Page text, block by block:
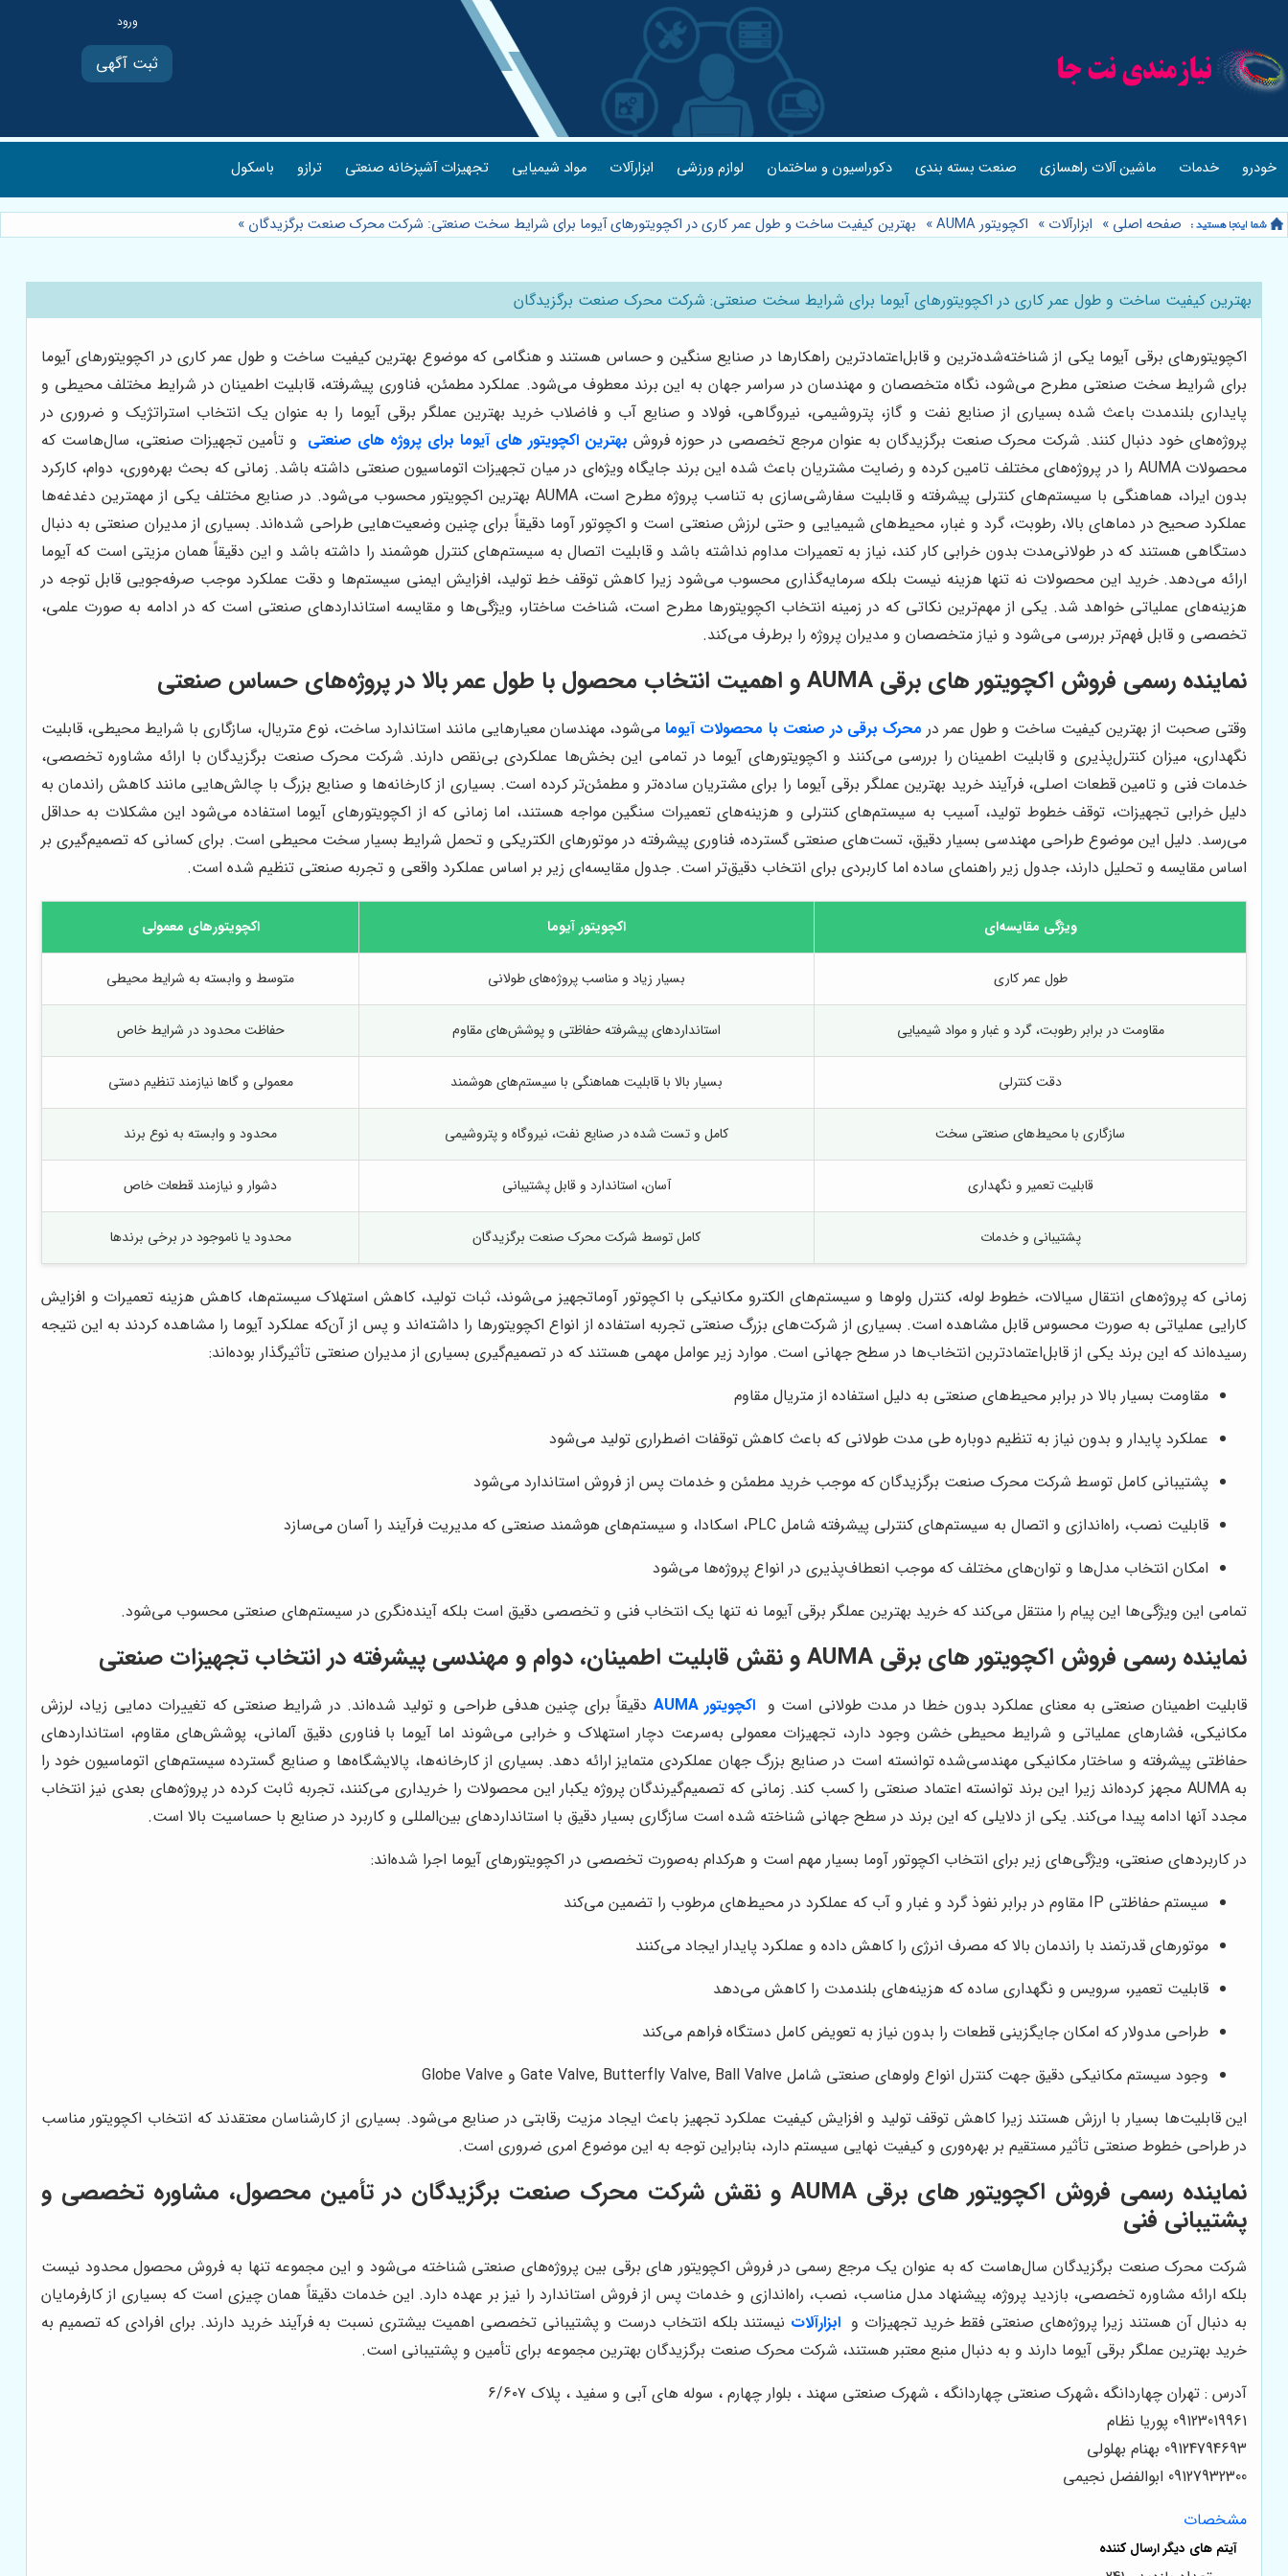
ثبت آگهی
خودرو خدمات ماشین آلات راهسازی صنعت بسته بندی دکوراسیون و ساختمان لوازم ورزشی ابزارآلات مواد شیمیایی تجهیزات آشپزخانه صنعتی ترازو باسکول
صفحه اصلی » ابزارآلات » اکچویتور AUMA » بهترین کیفیت ساخت و طول عمر کاری در اکچویتورهای آیوما برای شرایط سخت صنعتی: شرکت محرک صنعت برگزیدگان »
بهترین کیفیت ساخت و طول عمر کاری در اکچویتورهای آیوما برای شرایط سخت صنعتی: شرکت محرک صنعت برگزیدگان
اکچویتورهای برقی آیوما یکی از شناخته‌شده‌ترین و قابل‌اعتمادترین راهکارها در صنایع سنگین و حساس هستند و هنگامی که موضوع بهترین کیفیت ساخت و طول عمر کاری در اکچویتورهای آیوما
برای شرایط سخت صنعتی مطرح می‌شود، نگاه‌ متخصصان و مهندسان در سراسر جهان به این برند معطوف می‌شود. عملکرد مطمئن، فناوری پیشرفته، قابلیت اطمینان در شرایط مختلف محیطی و
پایداری بلندمدت باعث شده بسیاری از صنایع نفت و گاز، پتروشیمی، نیروگاهی، فولاد و صنایع آب و فاضلاب خرید بهترین عملگر برقی آیوما را به عنوان یک انتخاب استراتژیک و ضروری در
پروژه‌های خود دنبال کنند. شرکت محرک صنعت برگزیدگان به عنوان مرجع تخصصی در حوزه فروش بهترین اکچویتور های آیوما برای پروژه های صنعتی و تأمین تجهیزات صنعتی، سال‌هاست که
محصولات AUMA را در پروژه‌های مختلف تامین کرده و رضایت مشتریان باعث شده این برند جایگاه ویژه‌ای در میان تجهیزات اتوماسیون صنعتی داشته باشد. زمانی که بحث بهره‌وری، دوام، کارکرد
بدون ایراد، هماهنگی با سیستم‌های کنترلی پیشرفته و قابلیت سفارشی‌سازی به تناسب پروژه مطرح است، AUMA بهترین اکچویتور محسوب می‌شود. در صنایع مختلف یکی از مهمترین دغدغه‌ها
عملکرد صحیح در دماهای بالا، رطوبت، گرد و غبار، محیط‌های شیمیایی و حتی لرزش‌ صنعتی است و اکچوتور آوما دقیقاً برای چنین وضعیت‌هایی طراحی شده‌اند. بسیاری از مدیران صنعتی به دنبال
دستگاهی هستند که در طولانی‌مدت بدون خرابی کار کند، نیاز به تعمیرات مداوم نداشته باشد و قابلیت اتصال به سیستم‌های کنترل هوشمند را داشته باشد و این دقیقاً همان مزیتی است که آیوما
ارائه می‌دهد. خرید این محصولات نه‌ تنها هزینه نیست بلکه سرمایه‌گذاری محسوب می‌شود زیرا کاهش توقف خط تولید، افزایش ایمنی سیستم‌ها و دقت عملکرد موجب صرفه‌جویی قابل توجه در
هزینه‌های عملیاتی خواهد شد. یکی از مهم‌ترین نکاتی که در زمینه انتخاب اکچویتورها مطرح است، شناخت ساختار، ویژگی‌ها و مقایسه استانداردهای صنعتی است که در ادامه به صورت علمی،
تخصصی و قابل فهم‌تر بررسی می‌شود و نیاز متخصصان و مدیران پروژه را برطرف می‌کند.
نماینده رسمی فروش اکچویتور های برقی AUMA و اهمیت انتخاب محصول با طول عمر بالا در پروژه‌های حساس صنعتی
وقتی صحبت از بهترین کیفیت ساخت و طول عمر در محرک برقی در صنعت با محصولات آیومامی‌شود، مهندسان معیارهایی مانند استاندارد ساخت، نوع متریال، سازگاری با شرایط محیطی، قابلیت
نگهداری، میزان کنترل‌پذیری و قابلیت اطمینان را بررسی می‌کنند و اکچویتورهای آیوما در تمامی این بخش‌ها عملکردی بی‌نقص دارند. شرکت محرک صنعت برگزیدگان با ارائه مشاوره تخصصی،
خدمات فنی و تامین قطعات اصلی، فرآیند خرید بهترین عملگر برقی آیوما را برای مشتریان ساده‌تر و مطمئن‌تر کرده است. بسیاری از کارخانه‌ها و صنایع بزرگ با چالش‌هایی مانند کاهش راندمان به
دلیل خرابی تجهیزات، توقف خطوط تولید، آسیب به سیستم‌های کنترلی و هزینه‌های تعمیرات سنگین مواجه هستند، اما زمانی که از اکچویتورهای آیوما استفاده می‌شود این مشکلات به حداقل
می‌رسد. دلیل این موضوع طراحی مهندسی بسیار دقیق، تست‌های صنعتی گسترده، فناوری پیشرفته در موتورهای الکتریکی و تحمل شرایط بسیار سخت محیطی است. برای کسانی که تصمیم‌گیری بر
اساس مقایسه و تحلیل دارند، جدول زیر راهنمای ساده اما کاربردی برای انتخاب دقیق‌تر است. جدول مقایسه‌ای زیر بر اساس عملکرد واقعی و تجربه صنعتی تنظیم شده است.
ویژگی مقایسه‌ای اکچویتور آیوما اکچویتورهای معمولی
طول عمر کاری بسیار زیاد و مناسب پروژه‌های طولانی متوسط و وابسته به شرایط محیطی
مقاومت در برابر رطوبت، گرد و غبار و مواد شیمیایی استانداردهای پیشرفته حفاظتی و پوشش‌های مقاوم حفاظت محدود در شرایط خاص
دقت کنترلی بسیار بالا با قابلیت هماهنگی با سیستم‌های هوشمند معمولی و گاها نیازمند تنظیم دستی
سازگاری با محیط‌های صنعتی سخت کامل و تست شده در صنایع نفت، نیروگاه و پتروشیمی محدود و وابسته به نوع برند
قابلیت تعمیر و نگهداری آسان، استاندارد و قابل پشتیبانی دشوار و نیازمند قطعات خاص
پشتیبانی و خدمات کامل توسط شرکت محرک صنعت برگزیدگان محدود یا ناموجود در برخی برندها
زمانی که پروژه‌های انتقال سیالات، خطوط لوله، کنترل ولوها و سیستم‌های الکترو مکانیکی با اکچوتور آوماتجهیز می‌شوند، ثبات تولید، کاهش استهلاک سیستم‌ها، کاهش هزینه تعمیرات و افزایش
کارایی عملیاتی به صورت محسوس قابل مشاهده است. بسیاری از شرکت‌های بزرگ صنعتی تجربه استفاده از انواع اکچویتورها را داشته‌اند و پس از آن‌که عملکرد آیوما را مشاهده کردند به این نتیجه
رسیده‌اند که این برند یکی از قابل‌اعتمادترین انتخاب‌ها در سطح جهانی است. موارد زیر عوامل مهمی هستند که در تصمیم‌گیری بسیاری از مدیران صنعتی تأثیرگذار بوده‌اند:
مقاومت بسیار بالا در برابر محیط‌های صنعتی به دلیل استفاده از متریال مقاوم
عملکرد پایدار و بدون نیاز به تنظیم دوباره طی مدت طولانی که باعث کاهش توقفات اضطراری تولید می‌شود
پشتیبانی کامل توسط شرکت محرک صنعت برگزیدگان که موجب خرید مطمئن و خدمات پس از فروش استاندارد می‌شود
قابلیت نصب، راه‌اندازی و اتصال به سیستم‌های کنترلی پیشرفته شامل PLC، اسکادا، و سیستم‌های هوشمند صنعتی که مدیریت فرآیند را آسان می‌سازد
امکان انتخاب مدل‌ها و توان‌های مختلف که موجب انعطاف‌پذیری در انواع پروژه‌ها می‌شود
تمامی این ویژگی‌ها این پیام را منتقل می‌کند که خرید بهترین عملگر برقی آیوما نه‌ تنها یک انتخاب فنی و تخصصی دقیق است بلکه آینده‌نگری در سیستم‌های صنعتی محسوب می‌شود.
نماینده رسمی فروش اکچویتور های برقی AUMA و نقش قابلیت اطمینان، دوام و مهندسی پیشرفته در انتخاب تجهیزات صنعتی
قابلیت اطمینان صنعتی به معنای عملکرد بدون خطا در مدت طولانی است و اکچویتور AUMA
دقیقاً برای چنین هدفی طراحی و تولید شده‌اند. در شرایط صنعتی که تغییرات دمایی زیاد، لرزش
مکانیکی، فشارهای عملیاتی و شرایط محیطی خشن وجود دارد، تجهیزات معمولی به‌سرعت دچار استهلاک و خرابی می‌شوند اما آیوما با فناوری دقیق آلمانی، پوشش‌های مقاوم، استانداردهای
حفاظتی پیشرفته و ساختار مکانیکی مهندسی‌شده توانسته است در صنایع بزرگ جهان عملکردی متمایز ارائه دهد. بسیاری از کارخانه‌ها، پالایشگاه‌ها و صنایع گسترده سیستم‌های اتوماسیون خود را
به AUMA مجهز کرده‌اند زیرا این برند توانسته اعتماد صنعتی را کسب کند. زمانی که تصمیم‌گیرندگان پروژه یکبار این محصولات را خریداری می‌کنند، تجربه ثابت کرده در پروژه‌های بعدی نیز انتخاب
مجدد آنها ادامه پیدا می‌کند. یکی از دلایلی که این برند در سطح جهانی شناخته شده است سازگاری بسیار دقیق با استانداردهای بین‌المللی و کاربرد در صنایع با حساسیت بالا است.
در کاربردهای صنعتی، ویژگی‌های زیر برای انتخاب اکچوتور آوما بسیار مهم است و هرکدام به‌صورت تخصصی در اکچویتورهای آیوما اجرا شده‌اند:
سیستم حفاظتی IP مقاوم در برابر نفوذ گرد و غبار و آب که عملکرد در محیط‌های مرطوب را تضمین می‌کند
موتورهای قدرتمند با راندمان بالا که مصرف انرژی را کاهش داده و عملکرد پایدار ایجاد می‌کنند
قابلیت تعمیر، سرویس و نگهداری ساده که هزینه‌های بلندمدت را کاهش می‌دهد
طراحی مدولار که امکان جایگزینی قطعات را بدون نیاز به تعویض کامل دستگاه فراهم می‌کند
وجود سیستم مکانیکی دقیق جهت کنترل انواع ولوهای صنعتی شامل Gate Valve, Butterfly Valve, Ball Valve و Globe Valve
این قابلیت‌ها بسیار با ارزش هستند زیرا کاهش توقف تولید و افزایش کیفیت عملکرد تجهیز باعث ایجاد مزیت رقابتی در صنایع می‌شود. بسیاری از کارشناسان معتقدند که انتخاب اکچویتور مناسب
در طراحی خطوط صنعتی تأثیر مستقیم بر بهره‌وری و کیفیت نهایی سیستم دارد، بنابراین توجه به این موضوع امری ضروری است.
نماینده رسمی فروش اکچویتور های برقی AUMA و نقش شرکت محرک صنعت برگزیدگان در تأمین محصول، مشاوره تخصصی و
پشتیبانی فنی
شرکت محرک صنعت برگزیدگان سال‌هاست که به عنوان یک مرجع رسمی در فروش اکچویتور های برقی بین پروژه‌های صنعتی شناخته می‌شود و این مجموعه تنها به فروش محصول محدود نیست
بلکه ارائه مشاوره تخصصی، بازدید پروژه، پیشنهاد مدل مناسب، نصب، راه‌اندازی و خدمات پس از فروش استاندارد را نیز بر عهده دارد. این خدمات دقیقاً همان چیزی است که بسیاری از کارفرمایان
به دنبال آن هستند زیرا پروژه‌های صنعتی فقط خرید تجهیزات و ابزارآلات نیستند بلکه انتخاب درست و پشتیبانی تخصصی اهمیت بیشتری نسبت به فرآیند خرید دارند. برای افرادی که تصمیم به
خرید بهترین عملگر برقی آیوما دارند و به دنبال منبع معتبر هستند، شرکت محرک صنعت برگزیدگان بهترین مجموعه برای تأمین و پشتیبانی است.
آدرس : تهران چهاردانگه ،شهرک صنعتی چهاردانگه ، شهرک صنعتی سهند ، بلوار چهارم ، سوله های آبی و سفید ، پلاک ۶/۶۰۷
09123019961 پوریا نظام
09124794693 بهنام بهلولی
09127932300 ابوالفضل نجیمی
مشخصات